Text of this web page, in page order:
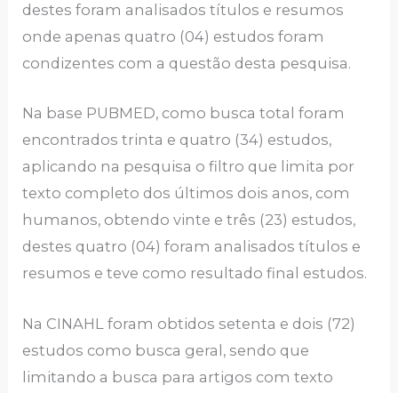
destes foram analisados títulos e resumos
onde apenas quatro (04) estudos foram
condizentes com a questão desta pesquisa.
Na base PUBMED, como busca total foram
encontrados trinta e quatro (34) estudos,
aplicando na pesquisa o filtro que limita por
texto completo dos últimos dois anos, com
humanos, obtendo vinte e três (23) estudos,
destes quatro (04) foram analisados títulos e
resumos e teve como resultado final estudos.
Na CINAHL foram obtidos setenta e dois (72)
estudos como busca geral, sendo que
limitando a busca para artigos com texto